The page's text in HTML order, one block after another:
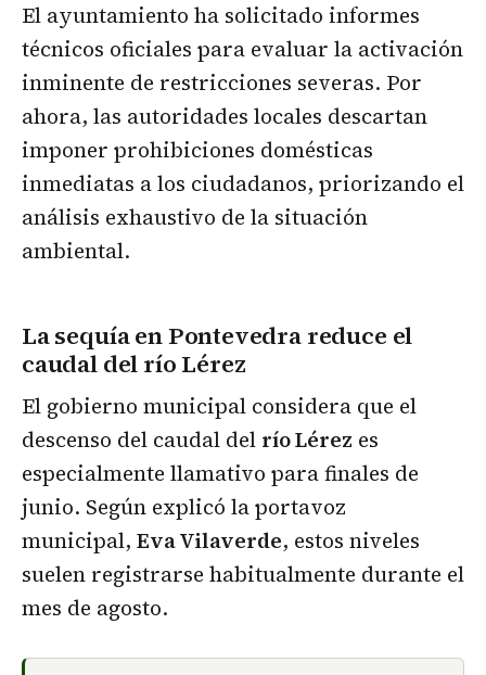
El ayuntamiento ha solicitado informes
técnicos oficiales para evaluar la activación
inminente de restricciones severas. Por
ahora, las autoridades locales descartan
imponer prohibiciones domésticas
inmediatas a los ciudadanos, priorizando el
análisis exhaustivo de la situación
ambiental.
La sequía en Pontevedrareduce el
caudal del río Lérez
El gobierno municipal considera que el
descenso del caudal del río Lérez es
especialmente llamativo para finales de
junio. Según explicó la portavoz
municipal, Eva Vilaverde, estos niveles
suelen registrarse habitualmente durante el
mes de agosto.